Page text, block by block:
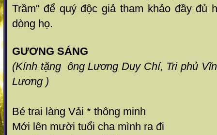
Trầm“ để quý độc giả tham khảo đầy
dòng họ.
GƯƠNG SÁNG
(Kính tặng ông Lương Duy Chí, Tri phủ
Lương )
Bé trai làng Vải * thông minh
Mới lên mười tuổi cha mình ra đi